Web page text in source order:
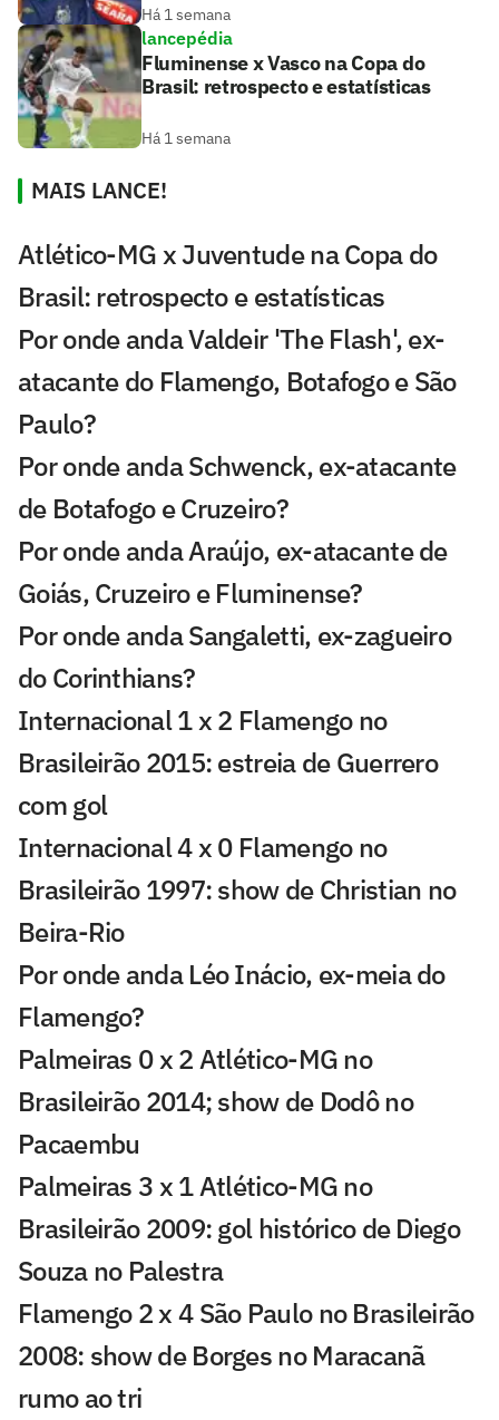
Há 1 semana
lancepédia
Fluminense x Vasco na Copa do
Brasil: retrospecto e estatísticas
Há 1 semana
MAIS LANCE!
Atlético-MG x Juventude na Copa do
Brasil: retrospecto e estatísticas
Por onde anda Valdeir 'The Flash', ex-
atacante do Flamengo, Botafogo e São
Paulo?
Por onde anda Schwenck, ex-atacante
de Botafogo e Cruzeiro?
Por onde anda Araújo, ex-atacante de
Goiás, Cruzeiro e Fluminense?
Por onde anda Sangaletti, ex-zagueiro
do Corinthians?
Internacional 1 x 2 Flamengo no
Brasileirão 2015: estreia de Guerrero
com gol
Internacional 4 x 0 Flamengo no
Brasileirão 1997: show de Christian no
Beira-Rio
Por onde anda Léo Inácio, ex-meia do
Flamengo?
Palmeiras 0 x 2 Atlético-MG no
Brasileirão 2014; show de Dodô no
Pacaembu
Palmeiras 3 x 1 Atlético-MG no
Brasileirão 2009: gol histórico de Diego
Souza no Palestra
Flamengo 2 x 4 São Paulo no Brasileirão
2008: show de Borges no Maracanã
rumo ao tri